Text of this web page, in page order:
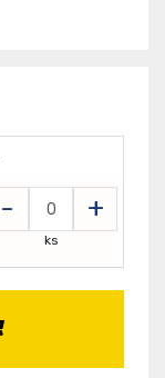
- +
ks